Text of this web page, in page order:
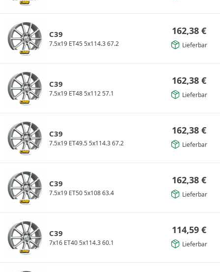
C39
7.5x19 ET45 5x114.3 67.2
162,38 €
Lieferbar
C39
7.5x19 ET48 5x112 57.1
162,38 €
Lieferbar
C39
7.5x19 ET49.5 5x114.3 67.2
162,38 €
Lieferbar
C39
7.5x19 ET50 5x108 63.4
162,38 €
Lieferbar
C39
7x16 ET40 5x114.3 60.1
114,59 €
Lieferbar